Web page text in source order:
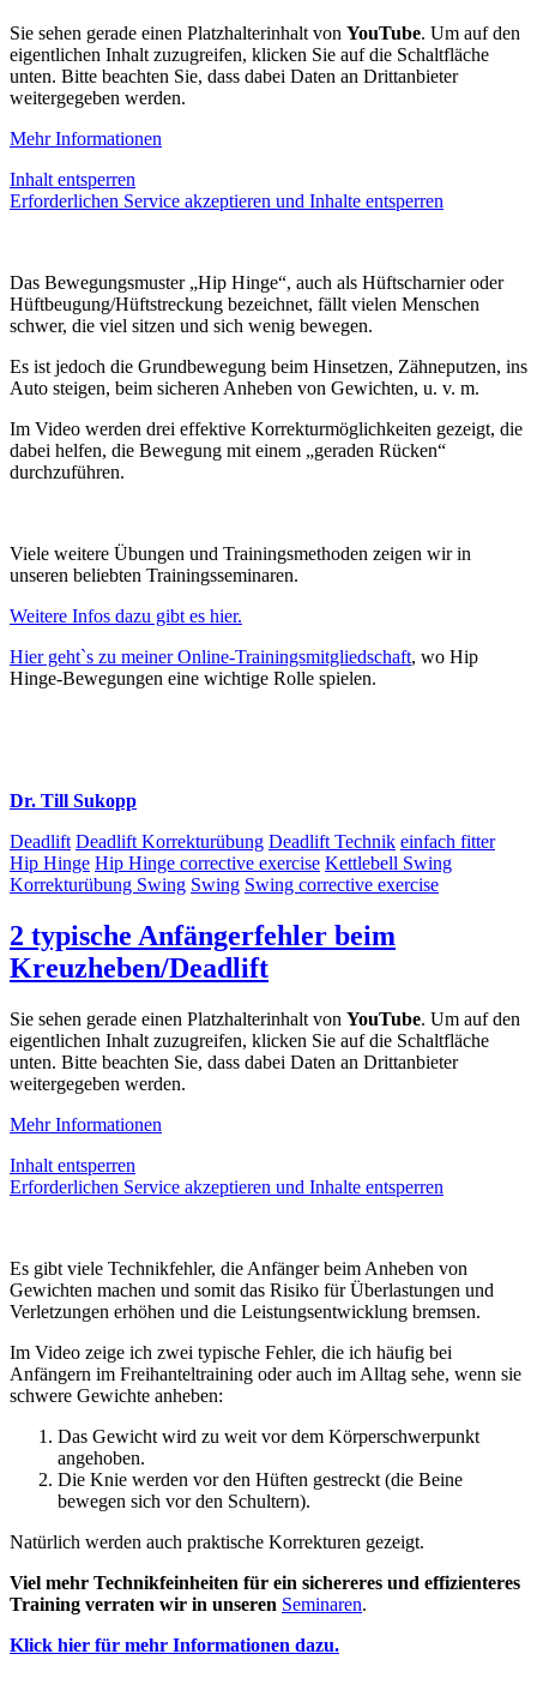
Sie sehen gerade einen Platzhalterinhalt von YouTube. Um auf den
eigentlichen Inhalt zuzugreifen, klicken Sie auf die Schaltfläche
unten. Bitte beachten Sie, dass dabei Daten an Drittanbieter
weitergegeben werden.
Mehr Informationen
Inhalt entsperren
Erforderlichen Service akzeptieren und Inhalte entsperren
Das Bewegungsmuster „Hip Hinge“, auch als Hüftscharnier oder
Hüftbeugung/Hüftstreckung bezeichnet, fällt vielen Menschen
schwer, die viel sitzen und sich wenig bewegen.
Es ist jedoch die Grundbewegung beim Hinsetzen, Zähneputzen, ins
Auto steigen, beim sicheren Anheben von Gewichten, u. v. m.
Im Video werden drei effektive Korrekturmöglichkeiten gezeigt, die
dabei helfen, die Bewegung mit einem „geraden Rücken“
durchzuführen.
Viele weitere Übungen und Trainingsmethoden zeigen wir in
unseren beliebten Trainingsseminaren.
Weitere Infos dazu gibt es hier.
Hier geht`s zu meiner Online-Trainingsmitgliedschaft, wo Hip
Hinge-Bewegungen eine wichtige Rolle spielen.
Dr. Till Sukopp
Deadlift Deadlift Korrekturübung Deadlift Technik einfach fitter
Hip Hinge Hip Hinge corrective exercise Kettlebell Swing
Korrekturübung Swing Swing Swing corrective exercise
2 typische Anfängerfehler beim
Kreuzheben/Deadlift
Sie sehen gerade einen Platzhalterinhalt von YouTube. Um auf den
eigentlichen Inhalt zuzugreifen, klicken Sie auf die Schaltfläche
unten. Bitte beachten Sie, dass dabei Daten an Drittanbieter
weitergegeben werden.
Mehr Informationen
Inhalt entsperren
Erforderlichen Service akzeptieren und Inhalte entsperren
Es gibt viele Technikfehler, die Anfänger beim Anheben von
Gewichten machen und somit das Risiko für Überlastungen und
Verletzungen erhöhen und die Leistungsentwicklung bremsen.
Im Video zeige ich zwei typische Fehler, die ich häufig bei
Anfängern im Freihanteltraining oder auch im Alltag sehe, wenn sie
schwere Gewichte anheben:
Das Gewicht wird zu weit vor dem Körperschwerpunkt
angehoben.
Die Knie werden vor den Hüften gestreckt (die Beine
bewegen sich vor den Schultern).
Natürlich werden auch praktische Korrekturen gezeigt.
Viel mehr Technikfeinheiten für ein sichereres und effizienteres
Training verraten wir in unseren Seminaren.
Klick hier für mehr Informationen dazu.